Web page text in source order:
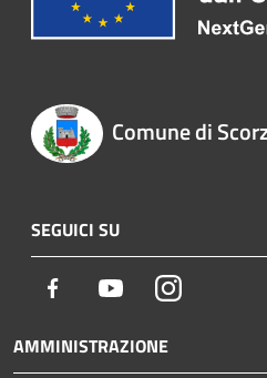
Comune di
SEGUICI SU
Facebook YoutubeInstagram
AMMINISTRAZIONE